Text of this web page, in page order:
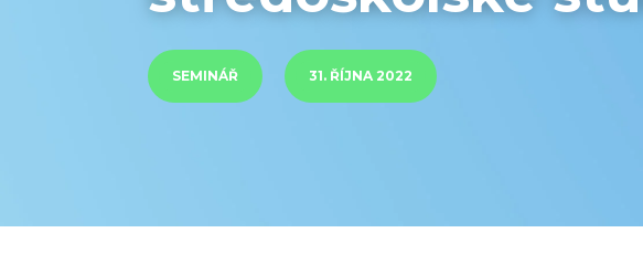
SEMINÁŘ 31. ŘÍJNA 2022